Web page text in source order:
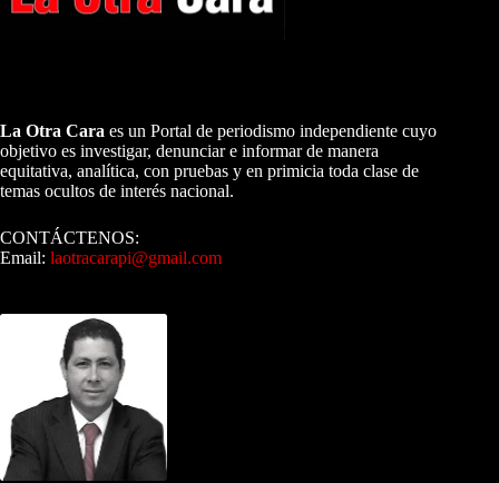
La Otra Cara es un Portal de periodismo independiente cuyo
objetivo es investigar, denunciar e informar de manera
equitativa, analítica, con pruebas y en primicia toda clase de
temas ocultos de interés nacional.
CONTÁCTENOS:
Email: laotracarapi@gmail.com